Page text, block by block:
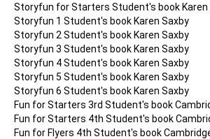
Storyfun for Starters Student's book Karen
Storyfun 1 Student's book Karen Saxby
Storyfun 2 Student's book Karen Saxby
Storyfun 3 Student's book Karen Saxby
Storyfun 4 Student's book Karen Saxby
Storyfun 5 Student's book Karen Saxby
Storyfun 6 Student's book Karen Saxby
Fun for Starters 3rd Student's book
Fun for Starters 4th Student's book
Fun for Flyers 4th Student's book